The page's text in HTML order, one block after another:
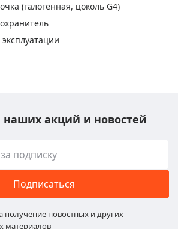
(галогенная, цоколь G4)
наших акций и новостей
Подписаться
получение новостных и других
материалов